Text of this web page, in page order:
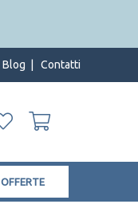
Blog Contatti
OFFERTE